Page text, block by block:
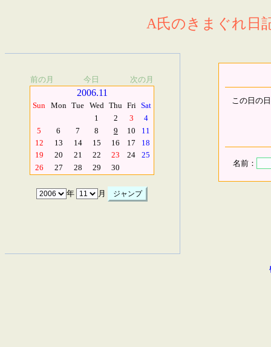
A氏のきまぐれ日
前の月 今日 次の月
2006.11
Sun Mon Tue Wed Thu Fri Sat
1
2 3
4
5
6 7 8 9 10
11
12
13 14 15 16 17
18
19
20 21 22 23 24
25
26
27 28 29 30
年 月
この日の
名前：